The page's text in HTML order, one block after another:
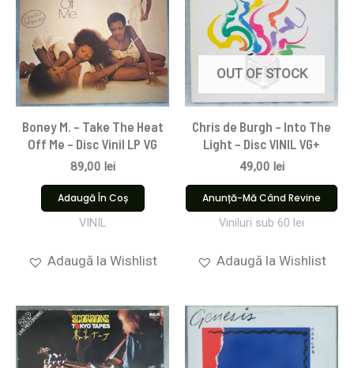
Boney M. – Take The Heat
Off Me – Disc Vinil LP VG
89,00 lei
Adaugă În Coș
VINIL
Adaugă la Wishlist
OUT OF STOCK
Chris de Burgh – Into The
Light – Disc VINIL VG+
49,00 lei
Anunță-Mă Când Revine
Viniluri sub 60 lei
Adaugă la Wishlist